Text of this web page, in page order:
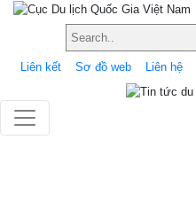
Liên kết Sơ đồ web Liên hệ